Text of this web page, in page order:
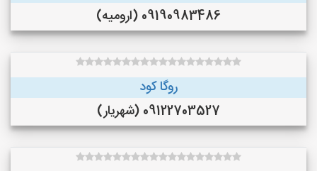
09190983486 (ارومیه)
روگا کود
09122703527 (شهریار)